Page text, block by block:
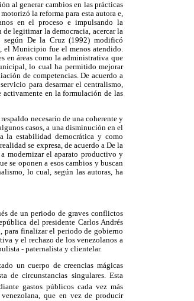
al generar cambios en las prácticas
la reforma para esta autora e,
en el proceso e impulsando la
legitimar la democracia, acercar la
De la Cruz (1992) modificó
el Municipio fue el menos atendido.
en áreas como la administrativa que
lo cual ha permitido mejorar
de competencias. De acuerdo a
para desarmar el centralismo,
activamente en la formulación de las
necesario de una coherente y
casos, a una disminución en el
la estabilidad democrática y como
se expresa, de acuerdo a De la
modernizar el aparato productivo y
se oponen a esos cambios y buscan
lo cual, según las autoras, ha
de un periodo de graves conflictos
del presidente Carlos Andrés
para finalizar el periodo de gobierno
y el rechazo de los venezolanos a
- paternalista y clientelar.
un cuerpo de creencias mágicas
de circunstancias singulares. Esta
gastos públicos cada vez más
que en vez de producir